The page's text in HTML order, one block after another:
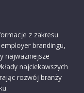
z zakresu
brandingu,
najważniejsze
najciekawszych
rozwój branży